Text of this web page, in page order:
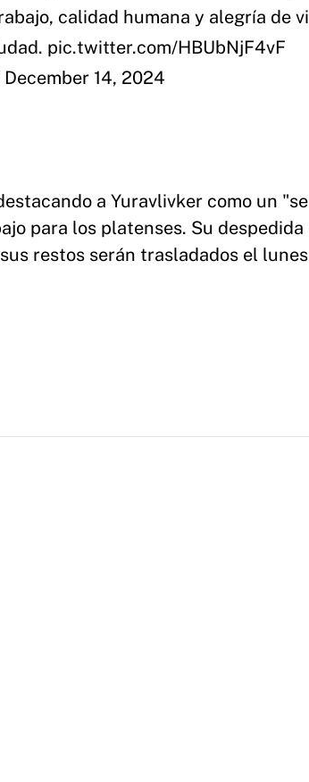
calidad humana y alegría de
pic.twitter.com/HBUbNjF4vF
December 14, 2024
a Yuravlivker como un
para los platenses. Su despedida
restos serán trasladados el